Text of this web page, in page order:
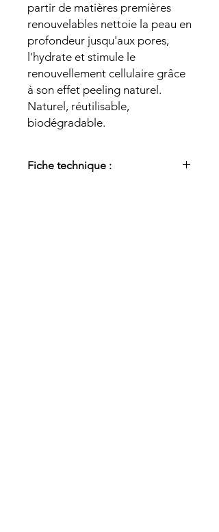
partir de matières premières
renouvelables nettoie la peau en
profondeur jusqu'aux pores,
l'hydrate et stimule le
renouvellement cellulaire grâce
à son effet peeling naturel.
Naturel, réutilisable,
biodégradable.
Fiche technique :